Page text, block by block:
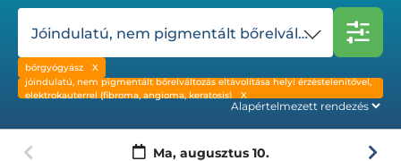
Jóindulatú, nem pigmentált bőrelváltozás eltávolítása helyi érzéstelenítővel, elektrokauterrel (fibroma, angioma, keratosis)
bőrgyógyász
jóindulatú, nem pigmentált bőrelváltozás eltávolítása helyi érzéstelenítővel,
elektrokauterrel (fibroma, angioma, keratosis)
Ma, augusztus 10.